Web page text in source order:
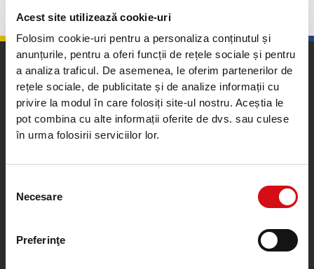
Acest site utilizează cookie-uri
Folosim cookie-uri pentru a personaliza conținutul și
anunțurile, pentru a oferi funcții de rețele sociale și pentru
a analiza traficul. De asemenea, le oferim partenerilor de
rețele sociale, de publicitate și de analize informații cu
privire la modul în care folosiți site-ul nostru. Aceștia le
pot combina cu alte informații oferite de dvs. sau culese
în urma folosirii serviciilor lor.
consimțământului
Necesare
Preferinţe